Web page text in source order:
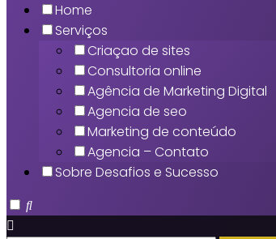
Home
Serviços
Criaçao de sites
Consultoria online
Agência de Marketing Digital
Agencia de seo
Marketing de conteúdo
Agencia – Contato
Sobre Desafios e Sucesso